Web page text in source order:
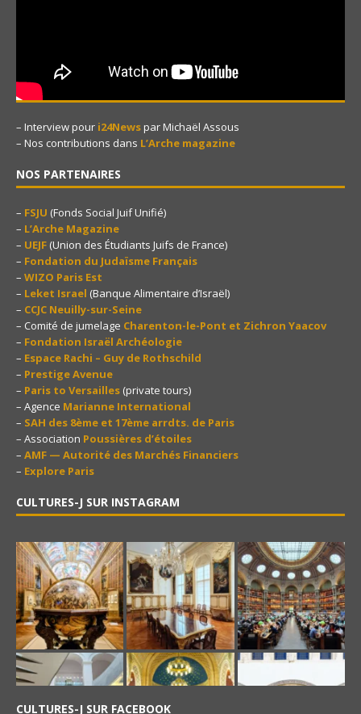
– Interview pour i24Newspar Michaël Assous
– Nos contributions dans L’Arche magazine
NOS PARTENAIRES
– FSJU (Fonds Social Juif Unifié)
– L’Arche Magazine
– UEJF (Union des Étudiants Juifs de France)
– Fondation du Judaïsme Français
– WIZO Paris Est
– Leket Israel (Banque Alimentaire d’Israël)
– CCJC Neuilly-sur-Seine
– Comité de jumelage Charenton-le-Pont et Zichron Yaacov
– Fondation Israël Archéologie
– Espace Rachi – Guy de Rothschild
– Prestige Avenue
– Paris to Versailles (private tours)
– Agence Marianne International
– SAH des 8ème et 17ème arrdts. de Paris
– Association Poussières d’étoiles
– AMF — Autorité des Marchés Financiers
– Explore Paris
CULTURES-J SUR INSTAGRAM
CULTURES-J SUR FACEBOOK